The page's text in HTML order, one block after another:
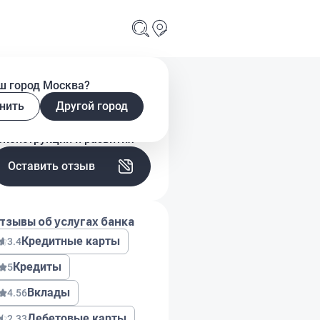
город Москва?
Другой город
о своем опыте
услуг в
Банк
и развития
Оставить отзыв
об услугах банка
3.4Кредитные карты
5Кредиты
4.56Вклады